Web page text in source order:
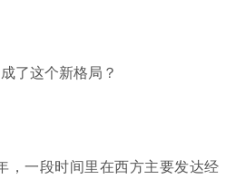
了这个新格局？
，一段时间里在西方主要发达经